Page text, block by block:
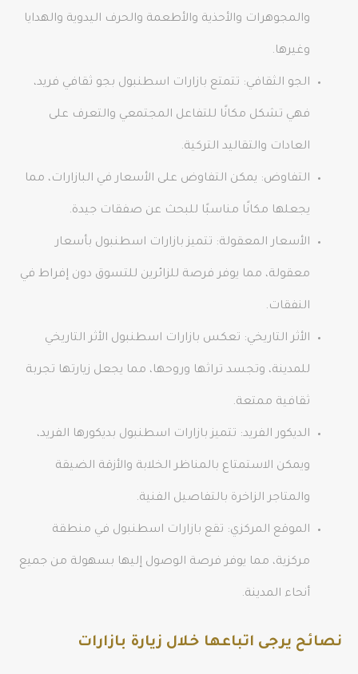
والمجوهرات والأحذية والأطعمة والحرف اليدوية والهدايا
وغيرها.
الجو الثقافي: تتمتع بازارات اسطنبول بجو ثقافي فريد،
فهي تشكل مكانًا للتفاعل المجتمعي والتعرف على
العادات والتقاليد التركية.
التفاوض: يمكن التفاوض على الأسعار في البازارات، مما
يجعلها مكانًا مناسبًا للبحث عن صفقات جيدة.
الأسعار المعقولة: تتميز بازارات اسطنبول بأسعار
معقولة، مما يوفر فرصة للزائرين للتسوق دون إفراط في
النفقات.
الأثر التاريخي: تعكس بازارات اسطنبول الأثر التاريخي
للمدينة، وتجسد تراثها وروحها، مما يجعل زيارتها تجربة
ثقافية ممتعة.
الديكور الفريد: تتميز بازارات اسطنبول بديكورها الفريد،
ويمكن الاستمتاع بالمناظر الخلابة والأزقة الضيقة
والمتاجر الزاخرة بالتفاصيل الفنية.
الموقع المركزي: تقع بازارات اسطنبول في منطقة
مركزية، مما يوفر فرصة الوصول إليها بسهولة من جميع
أنحاء المدينة.
نصائح يرجى اتباعها خلال زيارة بازارات